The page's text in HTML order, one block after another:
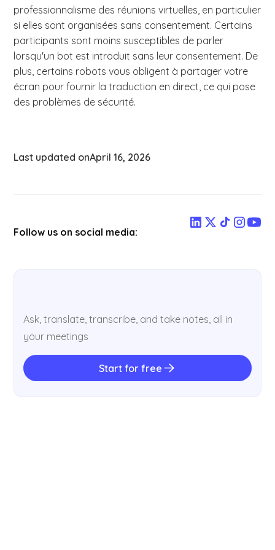
professionnalisme des réunions virtuelles, en particulier
si elles sont organisées sans consentement. Certains
participants sont moins susceptibles de parler
lorsqu'un bot est introduit sans leur consentement. De
plus, certains robots vous obligent à partager votre
écran pour fournir la traduction en direct, ce qui pose
des problèmes de sécurité.
Last updated onApril 16, 2026
Follow us on social media:
Ask, translate, transcribe, and take notes, all in
your meetings
Start for free